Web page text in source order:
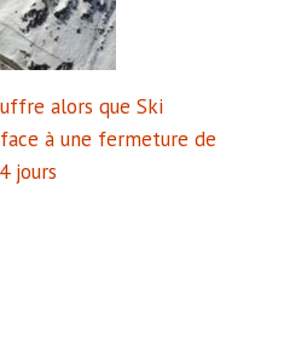
alors que Ski
à une fermeture de
jours